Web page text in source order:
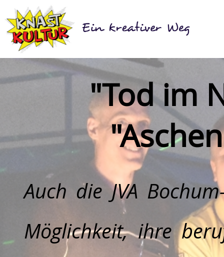
"Tod im
Auch dieJVA
Möglichkeit, ihre